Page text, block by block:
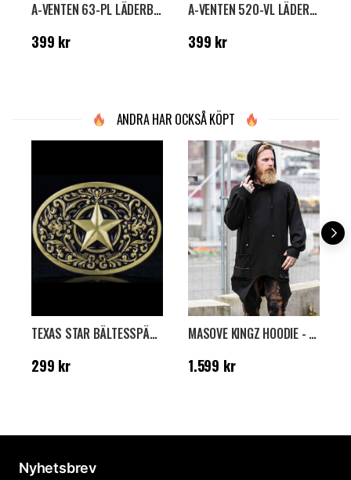
A-VENTEN 63-PL LÄDERBÄLTE - SVART
Pris: 399 kr
399 kr
A-VENTEN 520-VL LÄDERBÄLTE - SVART
Pris: 399 kr
399 kr
ANDRA HAR OCKSÅ KÖPT
TEXAS STAR BÄLTESSPÄNNE - BRONS
Pris: 299 kr
299 kr
MASOVE KINGZ HOODIE - SVART
Pris:1.599 kr
1.599 kr
Nyhetsbrev